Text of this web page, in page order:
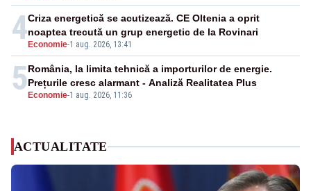
4 Economie-1 aug. 2026, 13:41
Criza energetică se acutizează. CE Oltenia a oprit
noaptea trecută un grup energetic de la Rovinari
5 Economie-1 aug. 2026, 11:36
România, la limita tehnică a importurilor de energie.
Prețurile cresc alarmant - Analiză Realitatea Plus
ACTUALITATE